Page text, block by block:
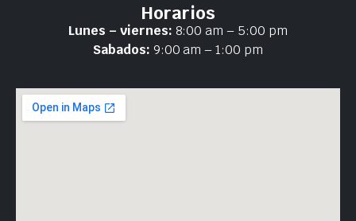
Horarios
Lunes – viernes: 8:00 am – 5:00 pm
Sabados: 9:00 am – 1:00 pm